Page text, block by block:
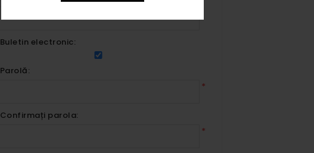
Buletin electronic:
Parolă:
*
Confirmați parola:
*